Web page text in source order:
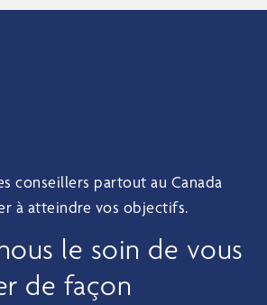
conseillers partout au Canada
à atteindre vos objectifs.
le soin de vous
de façon